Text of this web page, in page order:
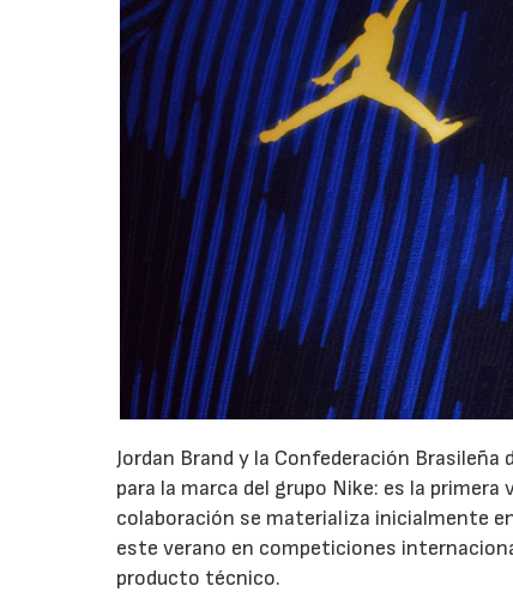
Jordan Brand y la Confederación
para la marca del grupo Nike: es la
colaboración se materializa inicialmente
este verano en competiciones
producto técnico.